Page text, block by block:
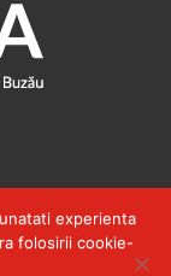
experienta
folosirii cookie-